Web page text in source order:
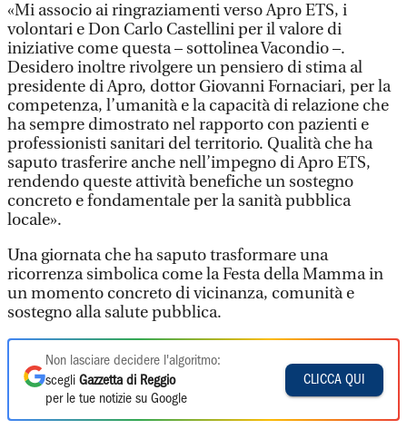
«Mi associo ai ringraziamenti verso Apro ETS, i
volontari e Don Carlo Castellini per il valore di
iniziative come questa – sottolinea Vacondio –.
Desidero inoltre rivolgere un pensiero di stima al
presidente di Apro, dottor Giovanni Fornaciari, per la
competenza, l’umanità e la capacità di relazione che
ha sempre dimostrato nel rapporto con pazienti e
professionisti sanitari del territorio. Qualità che ha
saputo trasferire anche nell’impegno di Apro ETS,
rendendo queste attività benefiche un sostegno
concreto e fondamentale per la sanità pubblica
locale».
Una giornata che ha saputo trasformare una
ricorrenza simbolica come la Festa della Mamma in
un momento concreto di vicinanza, comunità e
sostegno alla salute pubblica.
Non lasciare decidere l'algoritmo:
scegli Gazzetta di Reggio
per le tue notizie su Google
CLICCA QUI